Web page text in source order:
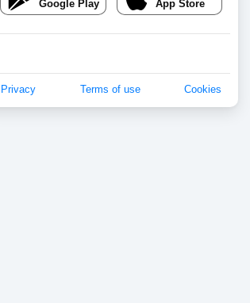
Google Play App Store
Privacy Terms of use Cookies